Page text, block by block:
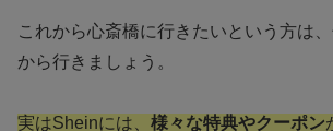
これから心斎橋に行きたいという方は
から行きましょう。
実はSheinには、 様々な特典やクーポン